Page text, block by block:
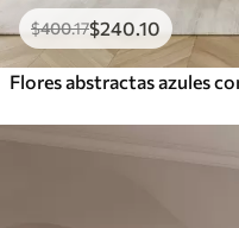
$400.17$240 .10